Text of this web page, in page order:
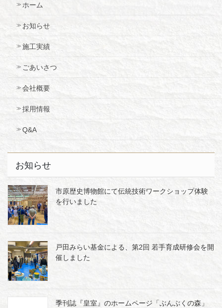
ホーム
お知らせ
施工実績
ごあいさつ
会社概要
採用情報
Q&A
お知らせ
市原歴史博物館にて伝統技術ワークショップ体験
を行いました
戸田みらい基金による、第2回 若手育成研修会を開
催しました
季刊誌『皇室』のホームページ「ぶんぶくの森」